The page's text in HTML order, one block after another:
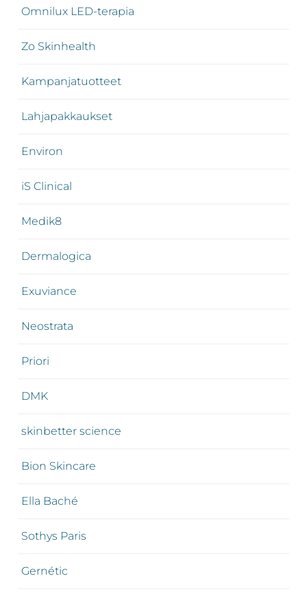
Omnilux LED-terapia
Zo Skinhealth
Kampanjatuotteet
Lahjapakkaukset
Environ
iS Clinical
Medik8
Dermalogica
Exuviance
Neostrata
Priori
DMK
skinbetter science
Bion Skincare
Ella Baché
Sothys Paris
Gernétic